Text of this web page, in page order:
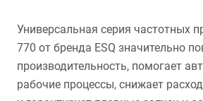
Универсальная серия частотных
770 от бренда ESQ значительно
производительность, помогает
рабочие процессы, снижает